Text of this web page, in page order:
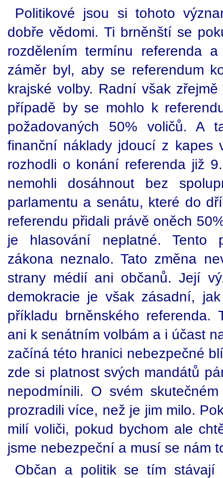
Politikové jsou si tohoto
dobře vědomi. Ti brněnští se
rozdělením termínu referenda
záměr byl, aby se referendum
krajské volby. Radní však
případě by se mohlo k
požadovaných 50% voličů. A
finanční náklady jdoucí z kapes
rozhodli o konání referenda již
nemohli dosáhnout bez
parlamentu a senátu, které do
referendu přidali právě oněch
je hlasování neplatné. Tento
zákona neznalo. Tato změna
strany médií ani občanů. Její
demokracie je však zásadní,
příkladu brněnského referenda.
ani k senátním volbám a i účast
začíná této hranici nebezpečné
zde si platnost svých mandátů
nepodmínili. O svém
prozradili více, než je jim milo.
milí voliči, pokud bychom ale
jsme nebezpeční a musí se nám
Občan a politik se tím stávají